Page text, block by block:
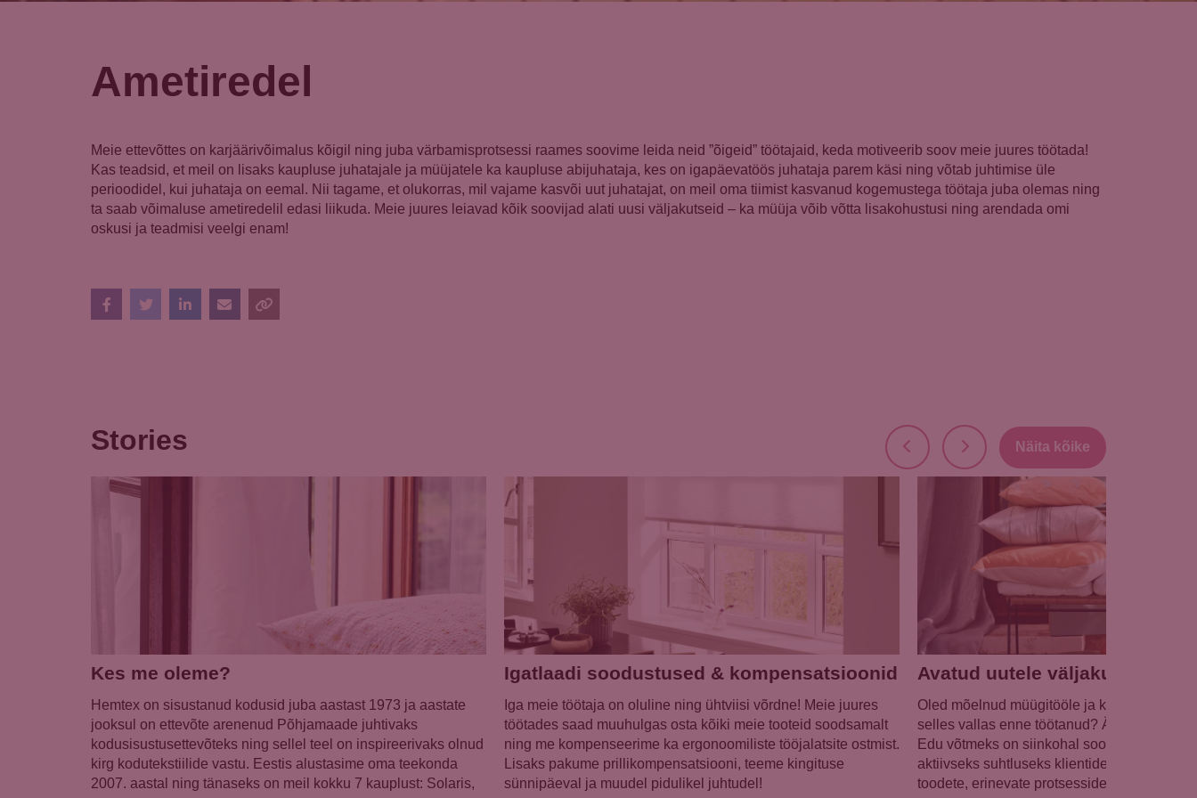
Ametiredel
Meie ettevõttes on karjäärivõimalus kõigil ning juba värbamisprotsessi raames soovime leida neid ”õigeid” töötajaid, keda motiveerib soov meie juures töötada!
Kas teadsid, et meil on lisaks kaupluse juhatajale ja müüjatele ka kaupluse abijuhataja, kes on igapäevatöös juhataja parem käsi ning võtab juhtimise üle
perioodidel, kui juhataja on eemal. Nii tagame, et olukorras, mil vajame kasvõi uut juhatajat, on meil oma tiimist kasvanud kogemustega töötaja juba olemas ning
ta saab võimaluse ametiredelil edasi liikuda. Meie juures leiavad kõik soovijad alati uusi väljakutseid – ka müüja võib võtta lisakohustusi ning arendada omi
oskusi ja teadmisi veelgi enam!
Stories Näita kõike
Kes me oleme?
Hemtex on sisustanud kodusid juba aastast 1973 ja aastate
jooksul on ettevõte arenenud Põhjamaade juhtivaks
kodusisustusettevõteks ning sellel teel on inspireerivaks olnud
kirg kodutekstiilide vastu. Eestis alustasime oma teekonda
2007. aastal ning tänaseks on meil kokku 7 kauplust: Solaris,
Igatlaadi soodustused & kompensatsioonid
Iga meie töötaja on oluline ning ühtviisi võrdne! Meie juures
töötades saad muuhulgas osta kõiki meie tooteid soodsamalt
ning me kompenseerime ka ergonoomiliste tööjalatsite ostmist.
Lisaks pakume prillikompensatsiooni, teeme kingituse
sünnipäeval ja muudel pidulikel juhtudel!
Avatud uutele väljakutsetele
Oled mõelnud müügitööle ja
selles vallas enne töötanud? Ära muretse,
Edu võtmeks on siinkohal soov ja tahe
aktiivseks suhtluseks klientidega. Tööle
toodete, erinevate protsesside, meie